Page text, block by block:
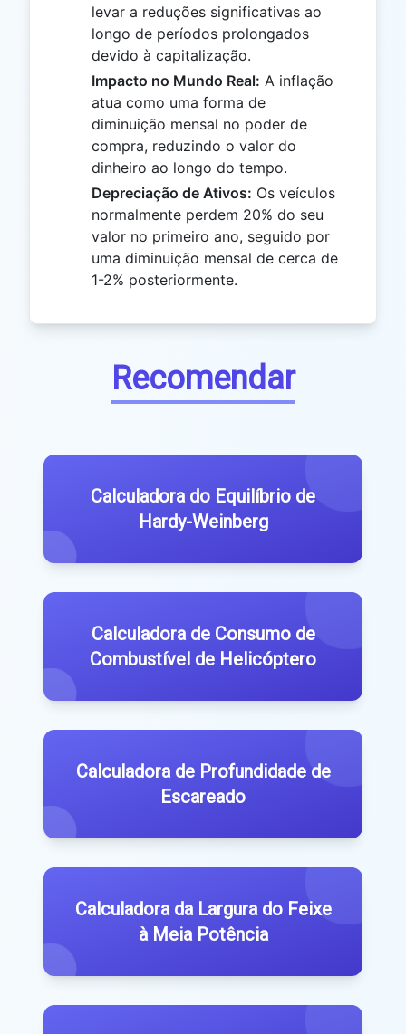
levar a reduções significativas ao
longo de períodos prolongados
devido à capitalização.
Impacto no Mundo Real: A inflação
atua como uma forma de
diminuição mensal no poder de
compra, reduzindo o valor do
dinheiro ao longo do tempo.
Depreciação de Ativos: Os veículos
normalmente perdem 20% do seu
valor no primeiro ano, seguido por
uma diminuição mensal de cerca de
1-2% posteriormente.
Recomendar
Calculadora do Equilíbrio de
Hardy-Weinberg
Calculadora de Consumo de
Combustível de Helicóptero
Calculadora de Profundidade de
Escareado
Calculadora da Largura do Feixe
à Meia Potência